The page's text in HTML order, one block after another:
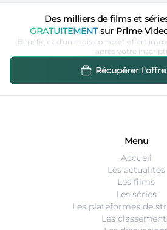
Des milliers de films et
GRATUITEMENTsur Prime
Bénéficiez d'un mois complet offert
après votre
Récupérer l'offre
Menu
Accueil
Les actualités
Les films
Les séries
Les plateformes de
Les